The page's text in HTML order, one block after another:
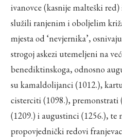
ivanovce (kasnije malteški
služili ranjenim i oboljelim
mjesta od ‘nevjernika’,
strogoj askezi utemeljeni na
benediktinskoga, odnosno
su kamaldolijanci (1012.),
cisterciti (1098.), premonstrati
(1209.) i augustinci (1256.), te
propovjednički redovi